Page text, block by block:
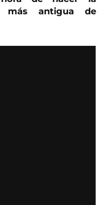
más antigua de